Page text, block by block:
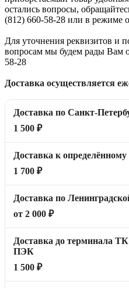
остались вопросы,
(812) 660-58-28 или в режиме
Для уточнения реквизитов и
вопросам мы будем рады Вам
58-28
Доставка осуществляется
Доставка по Санкт-
1 500 ₽
Доставка к
1 700 ₽
Доставка по
от 2 000 ₽
Доставка до терминала
ПЭК
1 500 ₽